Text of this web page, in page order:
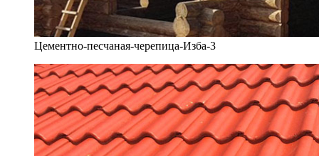
Цементно-песчаная-черепица-Изба-3